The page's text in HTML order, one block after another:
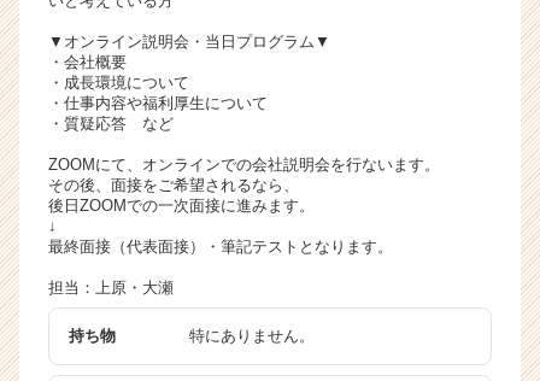
▼オンライン説明会・当日プログラム▼
・会社概要
・成長環境について
・仕事内容や福利厚生について
・質疑応答 など
ZOOMにて、オンラインでの会社説明会を行ないます。
その後、面接をご希望されるなら、
後日ZOOMでの一次面接に進みます。
↓
最終面接（代表面接）・筆記テストとなります。
担当：上原・大瀬
持ち物 特にありません。